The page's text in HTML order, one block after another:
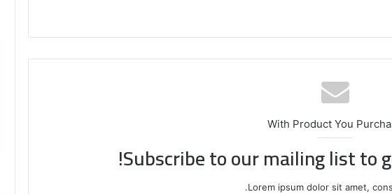
With Product You
Subscribe to our mailing list to
Lorem ipsum dolor sit amet,